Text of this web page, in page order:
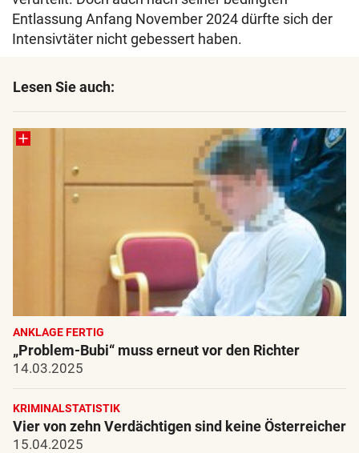
Entlassung Anfang November 2024 dürfte sich der
Intensivtäter nicht gebessert haben.
Lesen Sie auch:
ANKLAGE FERTIG
„Problem-Bubi“ muss erneut vor den Richter
14.03.2025
KRIMINALSTATISTIK
Vier von zehn Verdächtigen sind keine Österreicher
15.04.2025